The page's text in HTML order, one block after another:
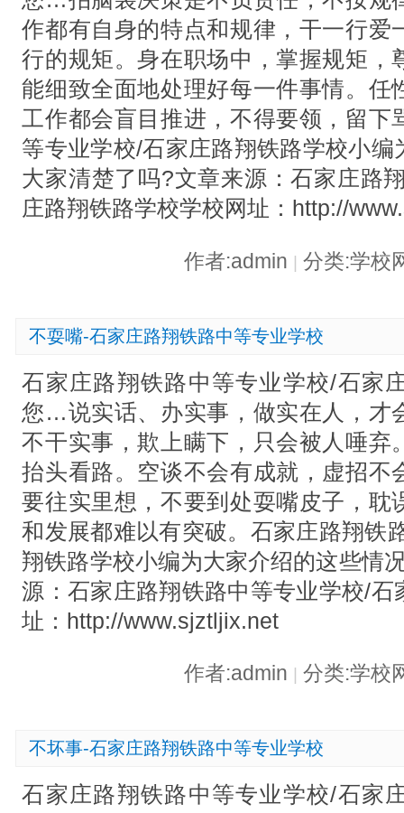
作都有自身的特点和规律，干一行爱
行的规矩。身在职场中，掌握规矩，
能细致全面地处理好每一件事情。任
工作都会盲目推进，不得要领，留下
等专业学校/石家庄路翔铁路学校小
大家清楚了吗?文章来源：石家庄路
庄路翔铁路学校学校网址：http://
作者:admin | 分类:学校
不耍嘴-石家庄路翔铁路中等专业学校
石家庄路翔铁路中等专业学校/石家
您…说实话、办实事，做实在人，才
不干实事，欺上瞒下，只会被人唾弃
抬头看路。空谈不会有成就，虚招不
要往实里想，不要到处耍嘴皮子，耽
和发展都难以有突破。石家庄路翔铁
翔铁路学校小编为大家介绍的这些情
源：石家庄路翔铁路中等专业学校/
址：http://www.sjztljix.net
作者:admin 分类:学校
不坏事-石家庄路翔铁路中等专业学校
石家庄路翔铁路中等专业学校/石家